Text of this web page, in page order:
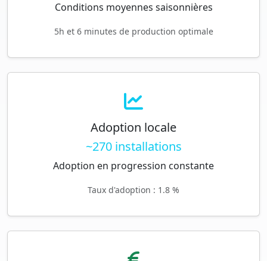
Conditions moyennes saisonnières
5h et 6 minutes de production optimale
Adoption locale
~270 installations
Adoption en progression constante
Taux d'adoption : 1.8 %